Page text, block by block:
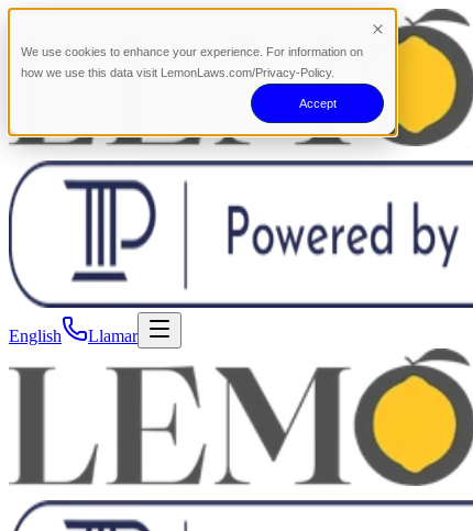
We use cookies to enhance your experience. For information on
how we use this data visit LemonLaws.com/Privacy-Policy.
Accept
English Llamar